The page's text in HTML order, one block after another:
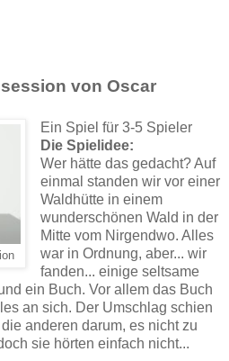
von Oscar
Ein Spiel für 3-5 Spieler
Die Spielidee:
Wer hätte das gedacht? Auf
einmal standen wir vor einer
Waldhütte in einem
wunderschönen Wald in der
Mitte vom Nirgendwo. Alles
war in Ordnung, aber... wir
fanden... einige seltsame
ein Buch. Vor allem das Buch
an sich. Der Umschlag schien
anderen darum, es nicht zu
sie hörten einfach nicht...